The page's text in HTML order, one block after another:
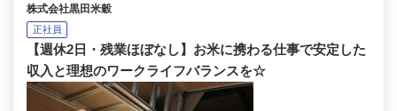
株式会社黒田米穀
正社員
【週休2日・残業ほぼなし】お米に携わる仕事で安定した
収入と理想のワークライフバランスを☆